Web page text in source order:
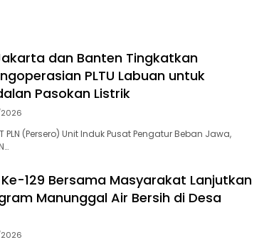
Jakarta dan Banten Tingkatkan
PLTU Labuan untuk
Pasokan Listrik
PLN (Persero) Unit Induk Pusat Pengatur Beban Jawa,
129 Bersama Masyarakat Lanjutkan
Manunggal Air Bersih di Desa